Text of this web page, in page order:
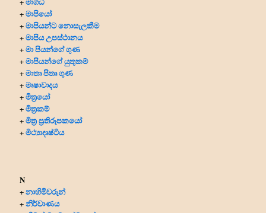
+මාපියෝ
+මාපියන්ට නොසැලකීම
+මාපිය උපස්ථානය
+මා පියන්ගේ ගුණ
+මාපියන්ගේ යුතුකම්
+මාතෘ පිතෘ ගුණ
+මෘෂාවාදය
+මිත්‍රයෝ
+මිත්‍ර‍කම්
+මිත්‍ර‍ ප්‍ර‍තිරූපකයෝ
+මිථ්‍යාදෘෂ්ටිය
N
+නාහිමිවරුන්
+නිර්වාණය